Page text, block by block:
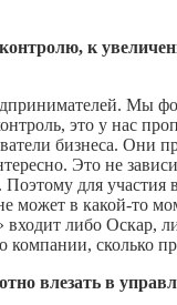
к
Мы
это у нас
бизнеса. Они
Это не
для участия
может в какой-то
входит либо
сколько
влезать в